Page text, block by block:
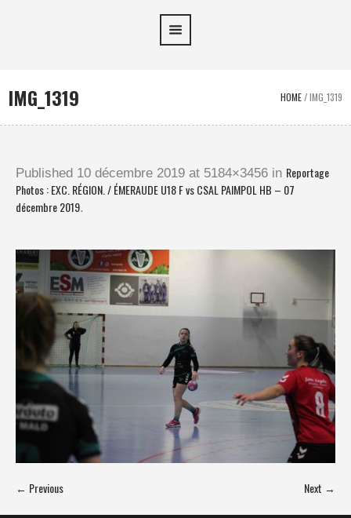
IMG_1319 HOME/IMG_1319
Published 10 décembre 2019 at 5184×3456 in Reportage
Photos : EXC. RÉGION. / ÉMERAUDE U18 F vs CSAL PAIMPOL HB – 07
décembre 2019.
← Previous Next →